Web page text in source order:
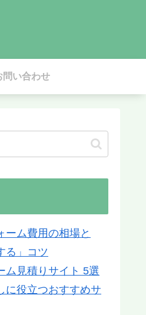
問い合わせ
ーム費用の相場と
る」コツ
ム見積りサイト 5選
に役立つおすすめサ